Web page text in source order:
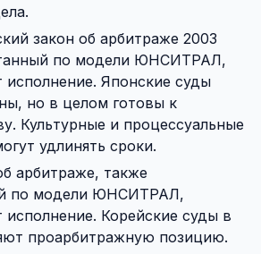
закон об арбитраже 2003
по модели ЮНСИТРАЛ,
Японские суды
но в целом готовы к
Культурные и процессуальные
удлинять сроки.
арбитраже, также
по модели ЮНСИТРАЛ,
Корейские суды в
проарбитражную позицию.